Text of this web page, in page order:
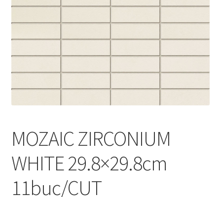
Plata si Livrare
Politica de cookie
Magazin
Plată
MOZAIC ZIRCONIUM
WHITE 29.8×29.8cm
11buc/CUT